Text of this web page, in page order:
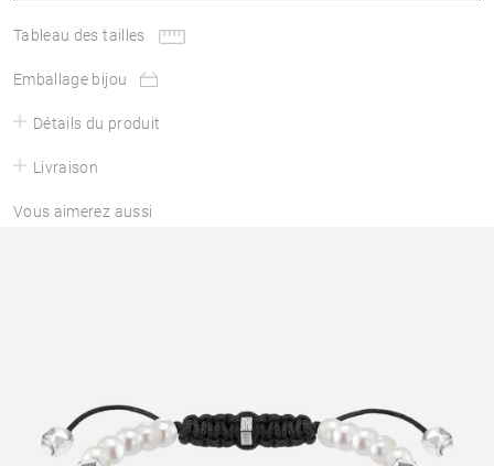
Tableau des tailles
Emballage bijou
Détails du produit
Livraison
Vous aimerez aussi